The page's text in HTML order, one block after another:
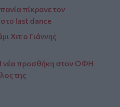
πίκρανε τον
last dance
Χιτ ο Γιάννης
νέα προσθήκη στον ΟΦΗ
της